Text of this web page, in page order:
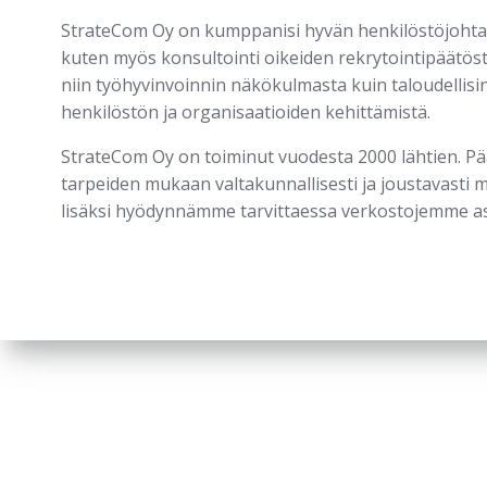
StrateCom Oy on kumppanisi hyvän
kuten myös konsultointi oikeiden
niin työhyvinvoinnin näkökulmasta kuin
henkilöstön ja organisaatioiden kehittämistä.
StrateCom Oy on toiminut vuodesta 2000 lähtien.
tarpeiden mukaan valtakunnallisesti ja joustavasti
lisäksi hyödynnämme tarvittaessa verkostojemme